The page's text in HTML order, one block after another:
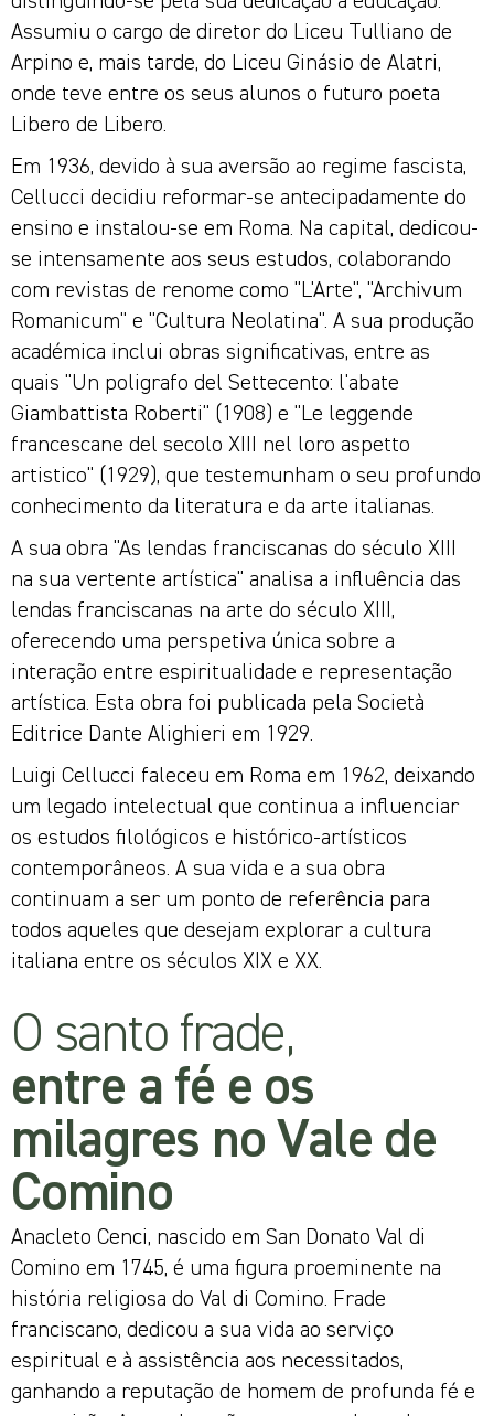
Assumiu o cargo de diretor do Liceu Tulliano de
Arpino e, mais tarde, do Liceu Ginásio de Alatri,
onde teve entre os seus alunos o futuro poeta
Libero de Libero.
Em 1936, devido à sua aversão ao regime fascista,
Cellucci decidiu reformar-se antecipadamente do
ensino e instalou-se em Roma. Na capital, dedicou-
se intensamente aos seus estudos, colaborando
com revistas de renome como "L'Arte", "Archivum
Romanicum" e "Cultura Neolatina". A sua produção
académica inclui obras significativas, entre as
quais "Un poligrafo del Settecento: l'abate
Giambattista Roberti" (1908) e "Le leggende
francescane del secolo XIII nel loro aspetto
artistico" (1929), que testemunham o seu profundo
conhecimento da literatura e da arte italianas.
A sua obra "As lendas franciscanas do século XIII
na sua vertente artística" analisa a influência das
lendas franciscanas na arte do século XIII,
oferecendo uma perspetiva única sobre a
interação entre espiritualidade e representação
artística. Esta obra foi publicada pela Società
Editrice Dante Alighieri em 1929.
Luigi Cellucci faleceu em Roma em 1962, deixando
um legado intelectual que continua a influenciar
os estudos filológicos e histórico-artísticos
contemporâneos. A sua vida e a sua obra
continuam a ser um ponto de referência para
todos aqueles que desejam explorar a cultura
italiana entre os séculos XIX e XX.
O santo frade,
entre a fé e os
milagres no Vale de
Comino
Anacleto Cenci, nascido em San Donato Val di
Comino em 1745, é uma figura proeminente na
história religiosa do Val di Comino. Frade
franciscano, dedicou a sua vida ao serviço
espiritual e à assistência aos necessitados,
ganhando a reputação de homem de profunda fé e